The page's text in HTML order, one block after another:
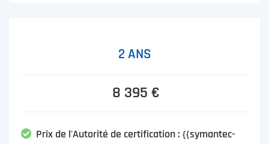
2 ANS
8 395 €
Prix de l'Autorité de certification : {{symantec-